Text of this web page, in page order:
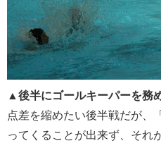
▲後半にゴールキーパーを務
点差を縮めたい後半戦だが、
ってくることが出来ず、それ